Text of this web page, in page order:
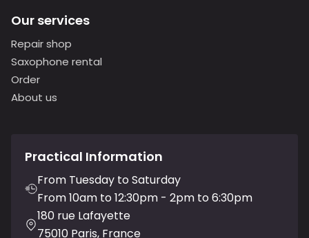
Our services
Repair shop
Saxophone rental
Order
About us
Practical Information
From Tuesday to Saturday
From 10am to 12:30pm - 2pm to 6:30pm
180 rue Lafayette
75010 Paris, France